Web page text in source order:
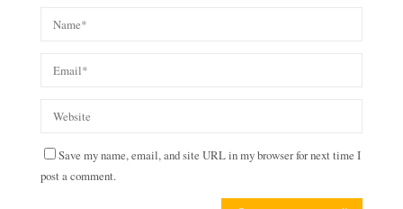
Save my name, email, and site URL in my browser for next time I
post a comment.